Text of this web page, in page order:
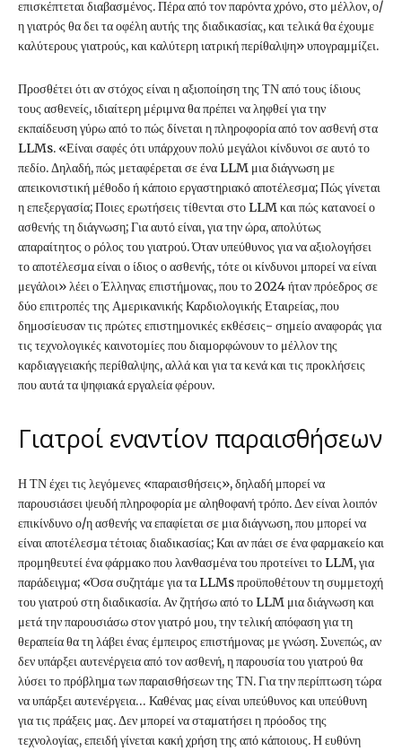
επισκέπτεται διαβασμένος. Πέρα από τον παρόντα χρόνο, στο μέλλον, ο/
η γιατρός θα δει τα οφέλη αυτής της διαδικασίας, και τελικά θα έχουμε
καλύτερους γιατρούς, και καλύτερη ιατρική περίθαλψη» υπογραμμίζει.
Προσθέτει ότι αν στόχος είναι η αξιοποίηση της ΤΝ από τους ίδιους
τους ασθενείς, ιδιαίτερη μέριμνα θα πρέπει να ληφθεί για την
εκπαίδευση γύρω από το πώς δίνεται η πληροφορία από τον ασθενή στα
LLMs. «Είναι σαφές ότι υπάρχουν πολύ μεγάλοι κίνδυνοι σε αυτό το
πεδίο. Δηλαδή, πώς μεταφέρεται σε ένα LLM μια διάγνωση με
απεικονιστική μέθοδο ή κάποιο εργαστηριακό αποτέλεσμα; Πώς γίνεται
η επεξεργασία; Ποιες ερωτήσεις τίθενται στο LLM και πώς κατανοεί ο
ασθενής τη διάγνωση; Για αυτό είναι, για την ώρα, απολύτως
απαραίτητος ο ρόλος του γιατρού. Όταν υπεύθυνος για να αξιολογήσει
το αποτέλεσμα είναι ο ίδιος ο ασθενής, τότε οι κίνδυνοι μπορεί να είναι
μεγάλοι» λέει ο Έλληνας επιστήμονας, που το 2024 ήταν πρόεδρος σε
δύο επιτροπές της Αμερικανικής Καρδιολογικής Εταιρείας, που
δημοσίευσαν τις πρώτες επιστημονικές εκθέσεις- σημείο αναφοράς για
τις τεχνολογικές καινοτομίες που διαμορφώνουν το μέλλον της
καρδιαγγειακής περίθαλψης, αλλά και για τα κενά και τις προκλήσεις
που αυτά τα ψηφιακά εργαλεία φέρουν.
Γιατροί εναντίον παραισθήσεων
Η ΤΝ έχει τις λεγόμενες «παραισθήσεις», δηλαδή μπορεί να
παρουσιάσει ψευδή πληροφορία με αληθοφανή τρόπο. Δεν είναι λοιπόν
επικίνδυνο ο/η ασθενής να επαφίεται σε μια διάγνωση, που μπορεί να
είναι αποτέλεσμα τέτοιας διαδικασίας; Και αν πάει σε ένα φαρμακείο και
προμηθευτεί ένα φάρμακο που λανθασμένα του προτείνει το LLM, για
παράδειγμα; «Όσα συζητάμε για τα LLMs προϋποθέτουν τη συμμετοχή
του γιατρού στη διαδικασία. Αν ζητήσω από το LLM μια διάγνωση και
μετά την παρουσιάσω στον γιατρό μου, την τελική απόφαση για τη
θεραπεία θα τη λάβει ένας έμπειρος επιστήμονας με γνώση. Συνεπώς, αν
δεν υπάρξει αυτενέργεια από τον ασθενή, η παρουσία του γιατρού θα
λύσει το πρόβλημα των παραισθήσεων της ΤΝ. Για την περίπτωση τώρα
να υπάρξει αυτενέργεια… Καθένας μας είναι υπεύθυνος και υπεύθυνη
για τις πράξεις μας. Δεν μπορεί να σταματήσει η πρόοδος της
τεχνολογίας, επειδή γίνεται κακή χρήση της από κάποιους. Η ευθύνη